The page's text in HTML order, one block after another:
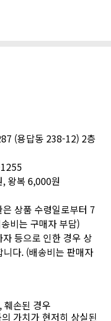
(용답동 238-12) 2층
왕복 6,000원
상품 수령일로부터 7
비는 구매자 부담)
등으로 인한 경우 상
다. (배송비는 판매자
훼손된 경우
가치가 현저히 상실된